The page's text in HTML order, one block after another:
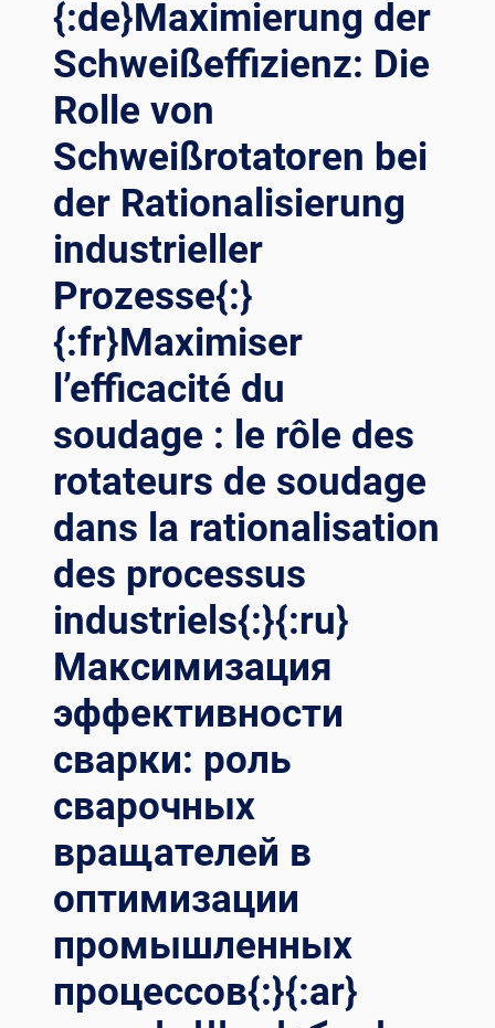
{:de}Maximierung der
Schweißeffizienz: Die
Rolle von
Schweißrotatoren bei
der Rationalisierung
industrieller
Prozesse{:}
{:fr}Maximiser
l’efficacité du
soudage : le rôle des
rotateurs de soudage
dans la rationalisation
des processus
industriels{:}{:ru}
Максимизация
эффективности
сварки: роль
сварочных
вращателей в
оптимизации
промышленных
процессов{:}{:ar}